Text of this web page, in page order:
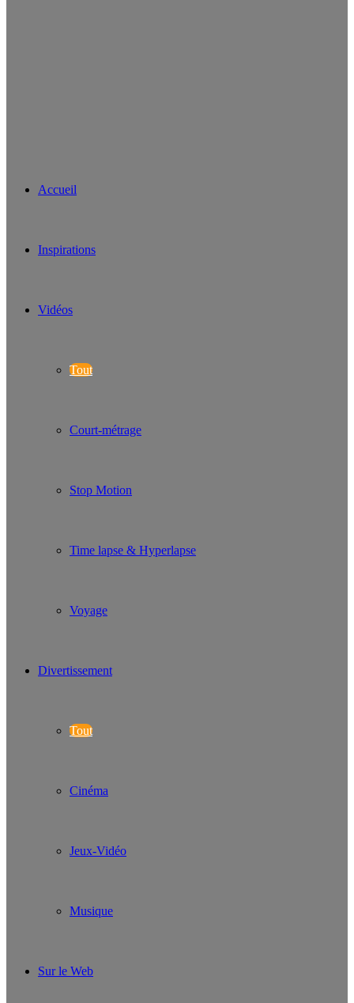
Accueil
Inspirations
Vidéos
Tout
Court-métrage
Stop Motion
Time lapse & Hyperlapse
Voyage
Divertissement
Tout
Cinéma
Jeux-Vidéo
Musique
Sur le Web